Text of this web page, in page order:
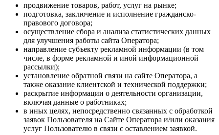
продвижение товаров, работ, услуг на рынке;
подготовка, заключение и исполнение гражданско-
правового договора;
осуществление сбора и анализа статистических данных
для улучшения работы сайта Оператора;
направление субъекту рекламной информации (в том
числе, в форме рекламной и иной информационной
рассылки);
установление обратной связи на сайте Оператора, а
также оказание клиентской и технической поддержки;
раскрытие информации о деятельности организации,
включая данные о работниках;
в иных целях, непосредственно связанных с обработкой
заявок Пользователя на Сайте Оператора и/или оказания
услуг Пользователю в связи с оставлением заявкой.